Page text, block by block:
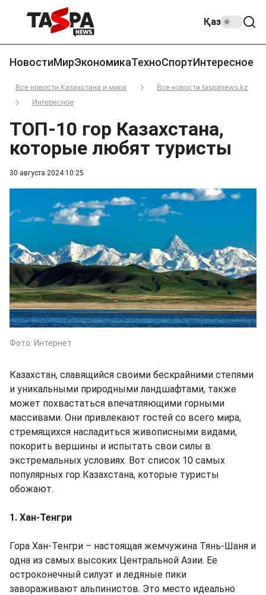
Қаз
НовостиМирЭкономикаТехноСпортИнтересное
Все новости Казахстана и мира
Все новости taspanews.kz
Интересное
30 августа 2024 10:25
ТОП-10 гор Казахстана,
которые любят туристы
Фото: Интернет
Казахстан, славящийся своими бескрайними степями
и уникальными природными ландшафтами, также
может похвастаться впечатляющими горными
массивами. Они привлекают гостей со всего мира,
стремящихся насладиться живописными видами,
покорить вершины и испытать свои силы в
экстремальных условиях. Вот список 10 самых
популярных гор Казахстана, которые туристы
обожают.
1. Хан-Тенгри
Гора Хан-Тенгри – настоящая жемчужина Тянь-Шаня и
одна из самых высоких Центральной Азии. Ее
остроконечный силуэт и ледяные пики
завораживают альпинистов. Это место идеально